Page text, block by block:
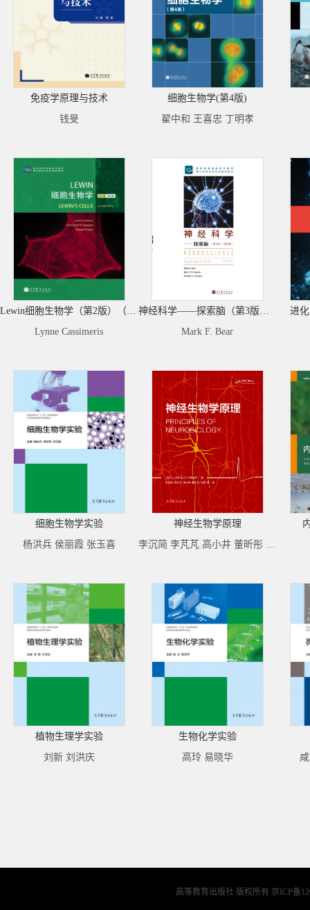
免疫学原理与技术
钱旻
细胞生物学(第4版)
翟中和 王喜忠 丁明孝
Lewin细胞生物学（第2版）（影印版）
Lynne Cassimeris
神经科学——探索脑（第3版）（影印版）
Mark F. Bear
进
细胞生物学实验
杨洪兵 侯丽霞 张玉喜
神经生物学原理
李沉简 李芃芃 高小井 董昕彤 王杉 等译
植物生理学实验
刘新 刘洪庆
生物化学实验
高玲 易晓华
高等教育出版社 版权所有 京ICP备